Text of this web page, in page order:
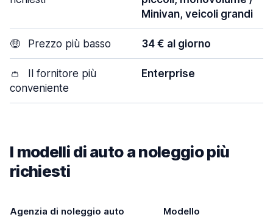
Minivan, veicoli grandi
🤑 Prezzo più basso 34 € al giorno
👛
Il fornitore più
conveniente
Enterprise
I modelli di auto a noleggio più
richiesti
Agenzia di noleggio auto Modello